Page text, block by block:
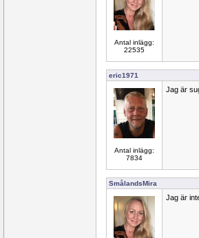
Antal inlägg:
22535
eric1971
Antal inlägg:
7834
Jag är
SmålandsMira
Jag är